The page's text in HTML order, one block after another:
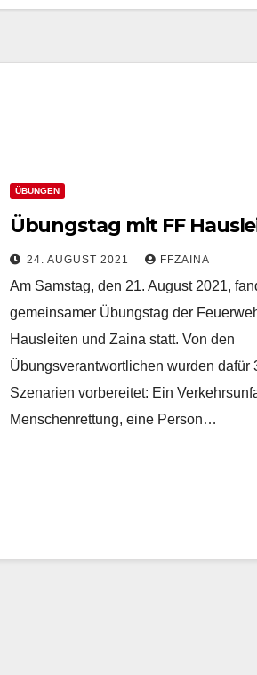
ÜBUNGEN
Übungstag mit FF
24. AUGUST 2021 FFZAINA
Am Samstag, den 21. August 2021,
gemeinsamer Übungstag der
Hausleiten und Zaina statt. Von den
Übungsverantwortlichen wurden dafür
Szenarien vorbereitet: Ein
Menschenrettung, eine Person…